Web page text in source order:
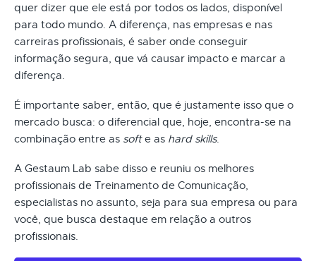
quer dizer que ele está por todos os lados, disponível
para todo mundo. A diferença, nas empresas e nas
carreiras profissionais, é saber onde conseguir
informação segura, que vá causar impacto e marcar a
diferença.
É importante saber, então, que é justamente isso que o
mercado busca: o diferencial que, hoje, encontra-se na
combinação entre as softe as hard skills.
A Gestaum Lab sabe disso e reuniu os melhores
profissionais de Treinamento de Comunicação,
especialistas no assunto, seja para sua empresa ou para
você, que busca destaque em relação a outros
profissionais.